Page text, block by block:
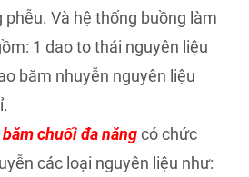
Và hệ thống buồng làm
1 dao to thái nguyên liệu
băm nhuyễn nguyên liệu
chuối đa năngcó chức
các loại nguyên liệu như: